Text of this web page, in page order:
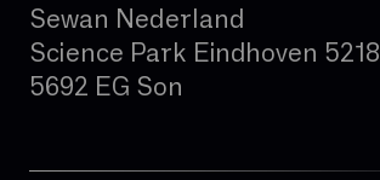
Sewan Nederland
Science Park Eindhoven 5218
5692 EG Son